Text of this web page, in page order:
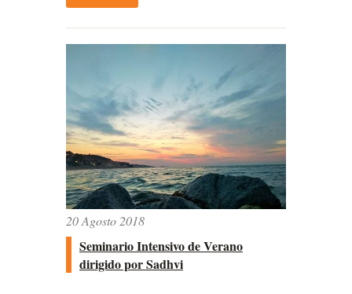
20 Agosto 2018
Seminario Intensivo de Verano
dirigido por Sadhvi